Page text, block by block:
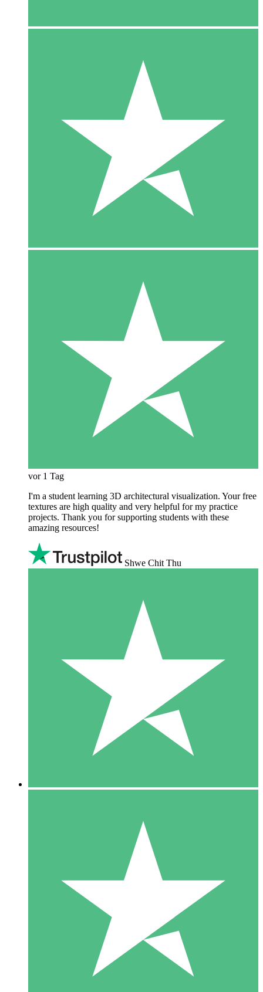
vor 1 Tag
I'm a student learning 3D architectural visualization. Your free
textures are high quality and very helpful for my practice
projects. Thank you for supporting students with these
amazing resources!
Shwe Chit Thu